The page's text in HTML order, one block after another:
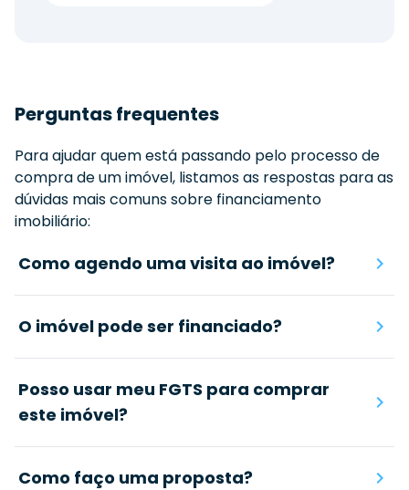
Perguntas frequentes
Para ajudar quem está passando pelo processo de
compra de um imóvel, listamos as respostas para as
dúvidas mais comuns sobre financiamento
imobiliário:
Como agendo uma visita ao imóvel?
O imóvel pode ser financiado?
Posso usar meu FGTS para comprar
este imóvel?
Como faço uma proposta?